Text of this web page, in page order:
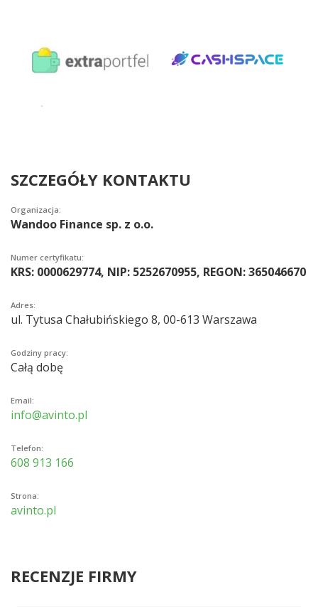
SZCZEGÓŁY KONTAKTU
Organizacja:
Wandoo Finance sp. z o.o.
Numer certyfikatu:
KRS: 0000629774, NIP: 5252670955, REGON: 365046670
Adres:
ul. Tytusa Chałubińskiego 8, 00-613 Warszawa
Godziny pracy:
Całą dobę
Email:
info@avinto.pl
Telefon:
608 913 166
Strona:
avinto.pl
RECENZJE FIRMY